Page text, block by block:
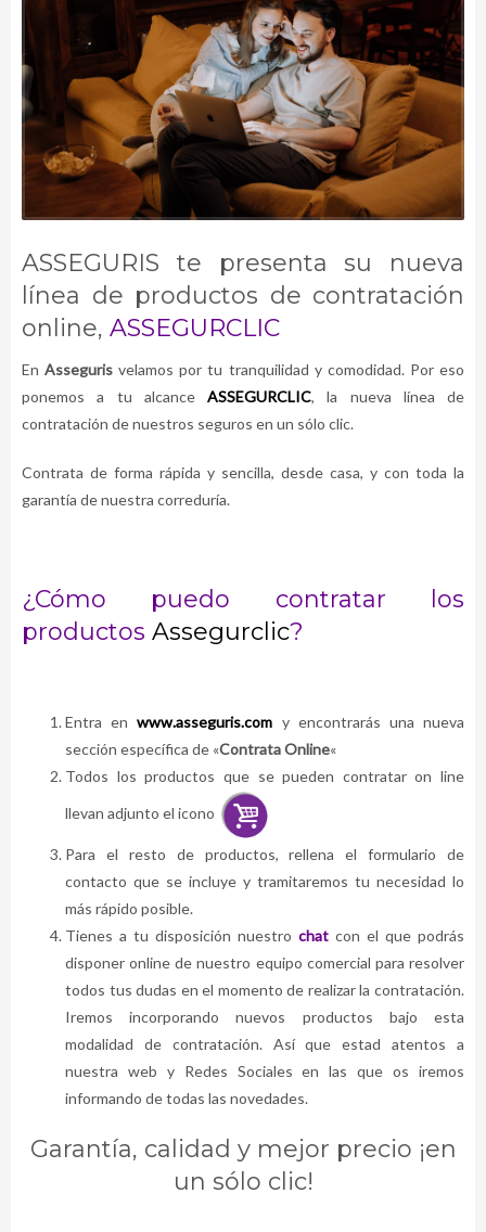
ASSEGURIS te presenta su nueva
línea de productos de contratación
online, ASSEGURCLIC
EnAsseguris velamos por tu tranquilidad y comodidad. Por eso
ponemos a tu alcance ASSEGURCLIC, la nueva línea de
contratación de nuestros seguros en un sólo clic.
Contrata de forma rápida y sencilla, desde casa, y con toda la
garantía de nuestra correduría.
¿Cómo puedo contratar los
productos Assegurclic?
Entra enwww.asseguris.com y encontrarás una nueva
sección específica de «Contrata Online«
Todos los productos que se pueden contratar on line
llevan adjunto el icono
Para el resto de productos, rellena el formulario de
contacto que se incluye y tramitaremos tu necesidad lo
más rápido posible.
Tienes a tu disposición nuestro chat con el que podrás
disponer online de nuestro equipo comercial para resolver
todos tus dudas en el momento de realizar la contratación.
Iremos incorporando nuevos productos bajo esta
modalidad de contratación. Así que estad atentos a
nuestra web y Redes Sociales en las que os iremos
informando de todas las novedades.
Garantía, calidad y mejor precio ¡en
un sólo clic!